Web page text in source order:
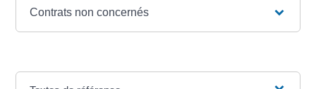
Contrats non concernés